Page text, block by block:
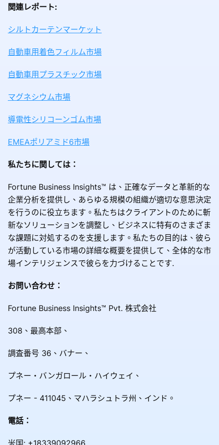
関連レポート:
シルトカーテンマーケット
自動車用着色フィルム市場
自動車用プラスチック市場
マグネシウム市場
導電性シリコーンゴム市場
EMEAポリアミド6市場
私たちに関しては：
Fortune Business Insights™ は、正確なデータと革新的な
企業分析を提供し、あらゆる規模の組織が適切な意思決定
を行うのに役立ちます。私たちはクライアントのために斬
新なソリューションを調整し、ビジネスに特有のさまざま
な課題に対処するのを支援します。私たちの目的は、彼ら
が活動している市場の詳細な概要を提供して、全体的な市
場インテリジェンスで彼らを力づけることです.
お問い合わせ：
Fortune Business Insights™ Pvt. 株式会社
308、最高本部、
調査番号 36、バナー、
プネー・バンガロール・ハイウェイ、
プネー - 411045、マハラシュトラ州、インド。
電話：
米国: +18339092966